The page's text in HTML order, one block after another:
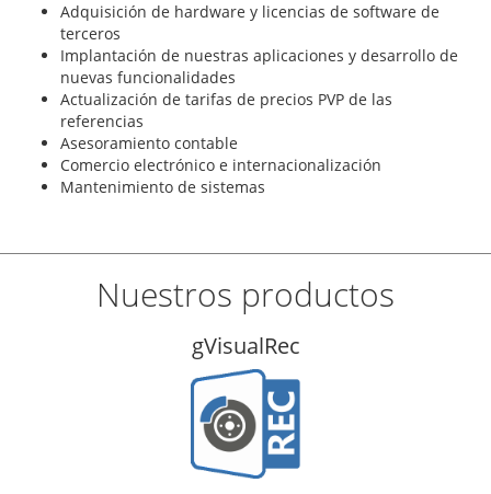
Adquisición de hardware y licencias de software de
terceros
Implantación de nuestras aplicaciones y desarrollo de
nuevas funcionalidades
Actualización de tarifas de precios PVP de las
referencias
Asesoramiento contable
Comercio electrónico e internacionalización
Mantenimiento de sistemas
Nuestros productos